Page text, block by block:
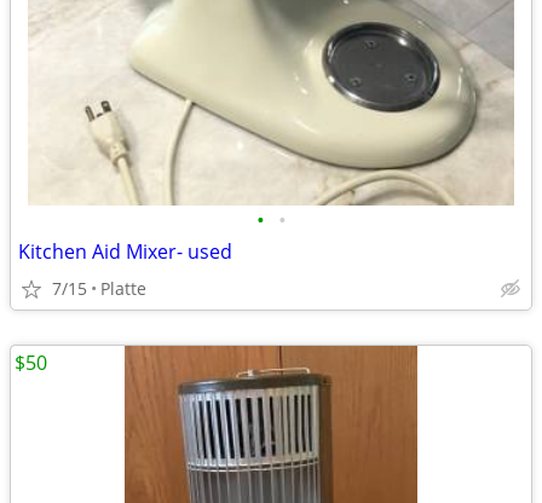
• •
Kitchen Aid Mixer- used
7/15 Platte
$50